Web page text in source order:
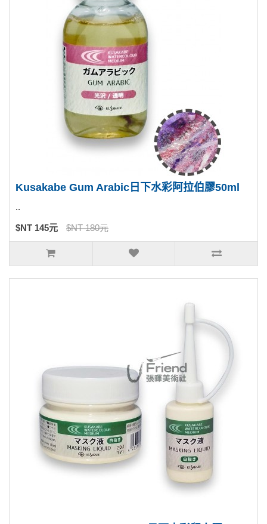
Kusakabe Gum Arabic日下水彩阿拉伯膠50ml
..
$NT 145元 $NT 180元